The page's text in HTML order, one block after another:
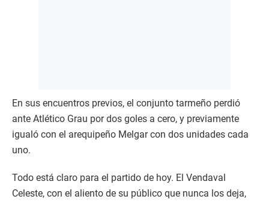
En sus encuentros previos, el conjunto tarmeño perdió
ante Atlético Grau por dos goles a cero, y previamente
igualó con el arequipeño Melgar con dos unidades cada
uno.
Todo está claro para el partido de hoy. El Vendaval
Celeste, con el aliento de su público que nunca los deja,